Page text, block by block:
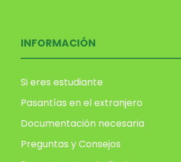
INFORMACIÓN
Si eres estudiante
Pasantías en el extranjero
Documentación necesaria
Preguntas y Consejos